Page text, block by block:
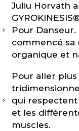
Juliu Horvath
Pour Danseur.
commencé
organique et
Pour aller
qui respectent
et les
muscles.